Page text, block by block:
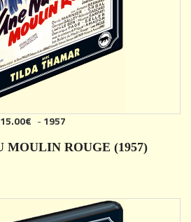
15.00€ -1957
MOULIN ROUGE (1957)